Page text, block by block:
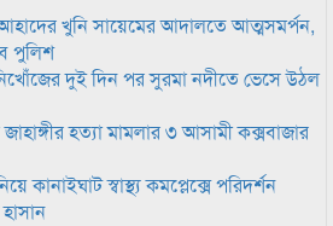
খুনি সায়েমের আদালতে আত্মসমর্পন,
পুলিশ
দুই দিন পর সুরমা নদীতে ভেসে উঠল
হত্যা মামলার ৩ আসামী কক্সবাজার
কানাইঘাট স্বাস্থ্য কমপ্লেক্সে পরিদর্শন